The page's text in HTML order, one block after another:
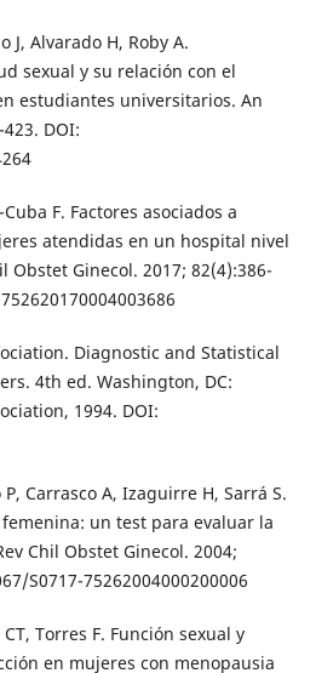
J, Alvarado H, Roby A.
sexual y su relación con el
estudiantes universitarios. An
DOI:
F. Factores asociados a
atendidas en un hospital nivel
Obstet Ginecol. 2017; 82(4):386-
Diagnostic and Statistical
4th ed. Washington, DC:
1994. DOI:
Carrasco A, Izaguirre H, Sarrá S.
un test para evaluar la
Chil Obstet Ginecol. 2004;
S0717-75262004000200006
Torres F. Función sexual y
en mujeres con menopausia